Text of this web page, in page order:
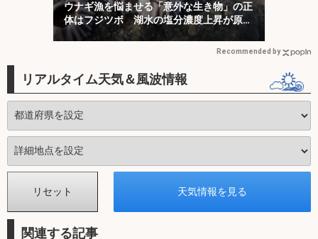
ウナギ漁を悩ませる「意外な生き物」の正
体はフジツボ 湖水の塩分濃度上昇が原因
か
Recommended by
リアルタイム天気＆風波情報
関連する記事